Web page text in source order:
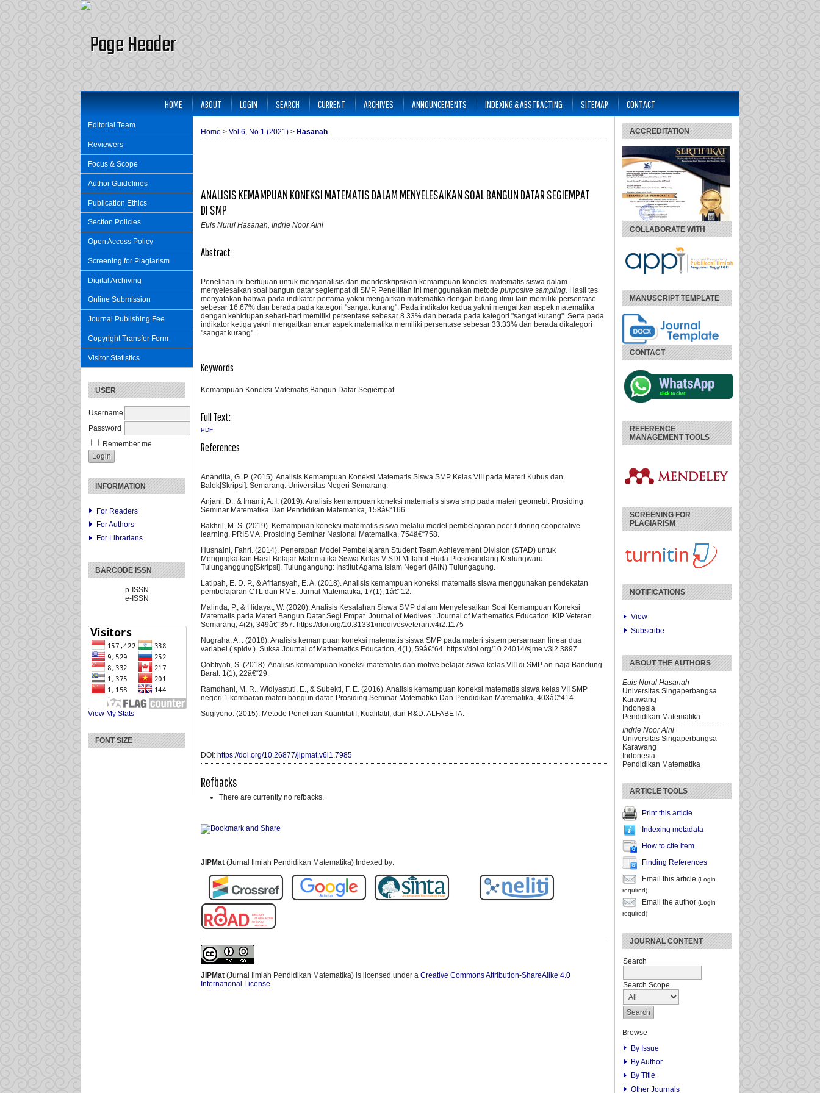
Editorial Team
Reviewers
Focus & Scope
Author Guidelines
Publication Ethics
Section Policies
Open Access Policy
Screening for Plagiarism
Digital Archiving
Online Submission
Journal Publishing Fee
Copyright Transfer Form
Visitor Statistics
USER
Username
Password
Remember me
INFORMATION
For Readers
For Authors
For Librarians
BARCODE ISSN
p-ISSN
e-ISSN
View My Stats
FONT SIZE
ACCREDITATION
COLLABORATE WITH
MANUSCRIPT TEMPLATE
CONTACT
REFERENCE
MANAGEMENT TOOLS
SCREENING FOR
PLAGIARISM
NOTIFICATIONS
View
Subscribe
ABOUT THE AUTHORS
Euis Nurul Hasanah
Universitas Singaperbangsa
Karawang
Indonesia
Pendidikan Matematika
Indrie Noor Aini
Universitas Singaperbangsa
Karawang
Indonesia
Pendidikan Matematika
ARTICLE TOOLS
Print this article
Indexing metadata
How to cite item
Finding References
Email this article (Login
required)
Email the author (Login
required)
JOURNAL CONTENT
Search
Search Scope
Browse
By Issue
By Author
By Title
Other Journals
HOME ABOUT LOGIN SEARCH CURRENT ARCHIVES ANNOUNCEMENTS INDEXING & ABSTRACTING SITEMAP CONTACT
Home > Vol 6, No 1 (2021) > Hasanah
ANALISIS KEMAMPUAN KONEKSI MATEMATIS DALAM MENYELESAIKAN SOAL BANGUN DATAR SEGIEMPAT
DI SMP
Euis Nurul Hasanah, Indrie Noor Aini
Abstract
Penelitian ini bertujuan untuk menganalisis dan mendeskripsikan kemampuan koneksi matematis siswa dalam
menyelesaikan soal bangun datar segiempat di SMP. Penelitian ini menggunakan metode purposive sampling. Hasil tes
menyatakan bahwa pada indikator pertama yakni mengaitkan matematika dengan bidang ilmu lain memiliki persentase
sebesar 16,67% dan berada pada kategori "sangat kurang". Pada indikator kedua yakni mengaitkan aspek matematika
dengan kehidupan sehari-hari memiliki persentase sebesar 8.33% dan berada pada kategori "sangat kurang". Serta pada
indikator ketiga yakni mengaitkan antar aspek matematika memiliki persentase sebesar 33.33% dan berada dikategori
"sangat kurang".
Keywords
Kemampuan Koneksi Matematis,Bangun Datar Segiempat
Full Text:
PDF
References
Anandita, G. P. (2015). Analisis Kemampuan Koneksi Matematis Siswa SMP Kelas VIII pada Materi Kubus dan
Balok[Skripsi]. Semarang: Universitas Negeri Semarang.
Anjani, D., & Imami, A. I. (2019). Analisis kemampuan koneksi matematis siswa smp pada materi geometri. Prosiding
Seminar Matematika Dan Pendidikan Matematika, 158â€“166.
Bakhril, M. S. (2019). Kemampuan koneksi matematis siswa melalui model pembelajaran peer tutoring cooperative
learning. PRISMA, Prosiding Seminar Nasional Matematika, 754â€“758.
Husnaini, Fahri. (2014). Penerapan Model Pembelajaran Student Team Achievement Division (STAD) untuk
Mengingkatkan Hasil Belajar Matematika Siswa Kelas V SDI Miftahul Huda Plosokandang Kedungwaru
Tulunganggung[Skripsi]. Tulungangung: Institut Agama Islam Negeri (IAIN) Tulungagung.
Latipah, E. D. P., & Afriansyah, E. A. (2018). Analisis kemampuan koneksi matematis siswa menggunakan pendekatan
pembelajaran CTL dan RME. Jurnal Matematika, 17(1), 1â€“12.
Malinda, P., & Hidayat, W. (2020). Analisis Kesalahan Siswa SMP dalam Menyelesaikan Soal Kemampuan Koneksi
Matematis pada Materi Bangun Datar Segi Empat. Journal of Medives : Journal of Mathematics Education IKIP Veteran
Semarang, 4(2), 349â€“357. https://doi.org/10.31331/medivesveteran.v4i2.1175
Nugraha, A. . (2018). Analisis kemampuan koneksi matematis siswa SMP pada materi sistem persamaan linear dua
variabel ( spldv ). Suksa Journal of Mathematics Education, 4(1), 59â€“64. https://doi.org/10.24014/sjme.v3i2.3897
Qobtiyah, S. (2018). Analisis kemampuan koneksi matematis dan motive belajar siswa kelas VIII di SMP an-naja Bandung
Barat. 1(1), 22â€“29.
Ramdhani, M. R., Widiyastuti, E., & Subekti, F. E. (2016). Analisis kemampuan koneksi matematis siswa kelas VII SMP
negeri 1 kembaran materi bangun datar. Prosiding Seminar Matematika Dan Pendidikan Matematika, 403â€“414.
Sugiyono. (2015). Metode Penelitian Kuantitatif, Kualitatif, dan R&D. ALFABETA.
DOI: https://doi.org/10.26877/jipmat.v6i1.7985
Refbacks
There are currently no refbacks.
JIPMat (Jurnal Ilmiah Pendidikan Matematika) Indexed by:
JIPMat (Jurnal Ilmiah Pendidikan Matematika) is licensed under a Creative Commons Attribution-ShareAlike 4.0
International License